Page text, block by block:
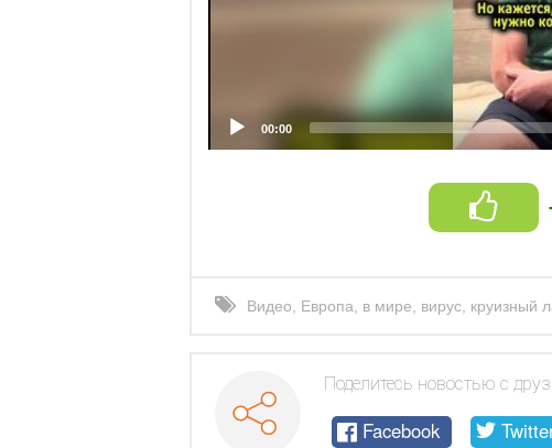
00:00
Видео Европа в мире вирус круизный
Поделитесь новостью с
Facebook